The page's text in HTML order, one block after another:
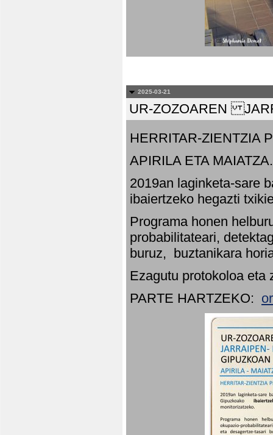
2025-03-21
UR-ZOZOAREN
HERRITAR-ZIENTZIA
APIRILA ETA MAIATZA.
2019an laginketa-sare
ibaiertzeko hegazti
Programa honen
probabilitateari,
buruz, buztanikara
Ezagutu protokoloa eta
PARTE HARTZEKO: